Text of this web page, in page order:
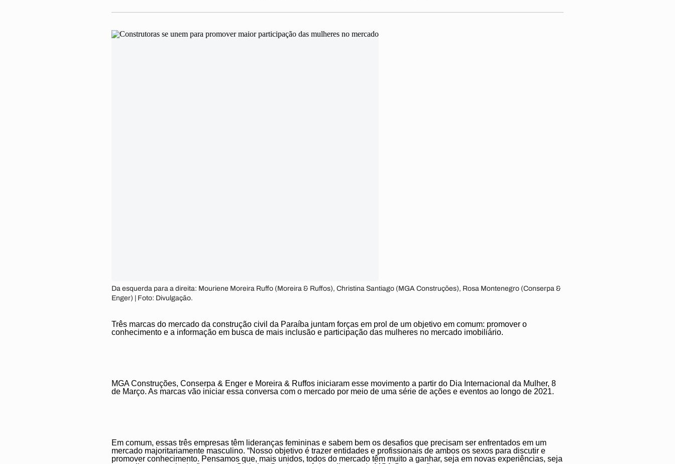
Da esquerda para a direita: Mouriene Moreira Ruffo (Moreira & Ruffos), Christina Santiago (MGA Construções), Rosa Montenegro (Conserpa &
Enger) | Foto: Divulgação.
Três marcas do mercado da construção civil da Paraíba juntam forças em prol de um objetivo em comum: promover o
conhecimento e a informação em busca de mais inclusão e participação das mulheres no mercado imobiliário.
MGA Construções, Conserpa & Enger e Moreira & Ruffos iniciaram esse movimento a partir do Dia Internacional da Mulher, 8
de Março. As marcas vão iniciar essa conversa com o mercado por meio de uma série de ações e eventos ao longo de 2021.
Em comum, essas três empresas têm lideranças femininas e sabem bem os desafios que precisam ser enfrentados em um
mercado majoritariamente masculino. “Nosso objetivo é trazer entidades e profissionais de ambos os sexos para discutir e
promover conhecimento. Pensamos que, mais unidos, todos do mercado têm muito a ganhar, seja em novas experiências, seja